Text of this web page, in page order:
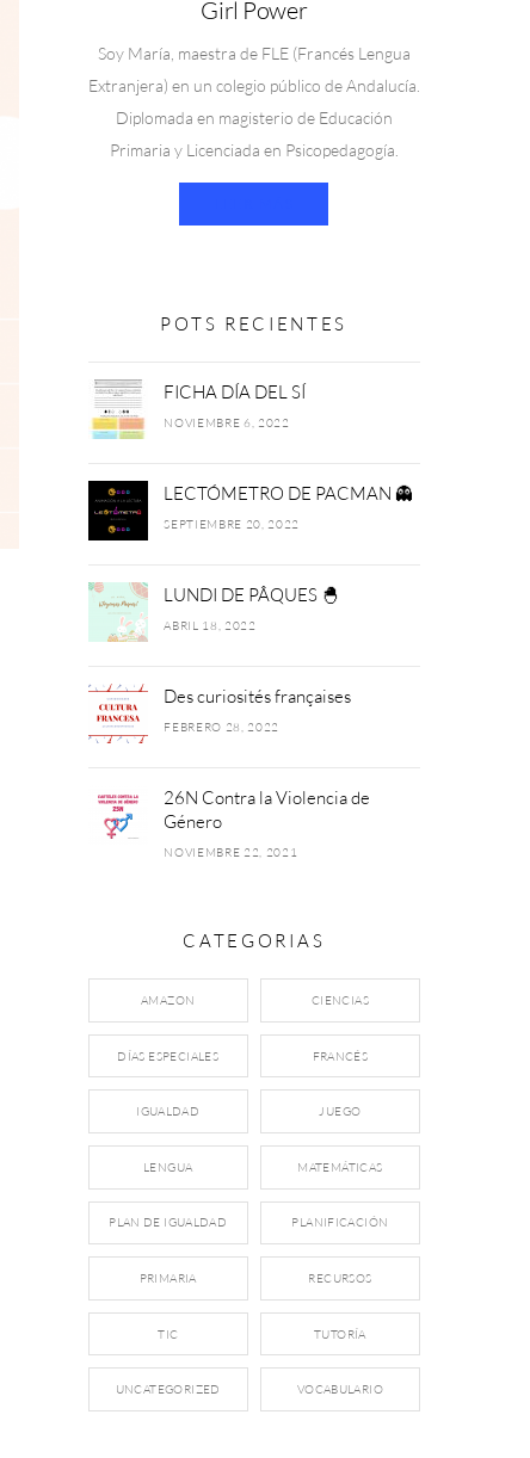
Girl Power
Soy María, maestra de FLE (Francés Lengua
Extranjera) en un colegio público de Andalucía.
Diplomada en magisterio de Educación
Primaria y Licenciada en Psicopedagogía.
POTS RECIENTES
FICHA DÍA DEL SÍ
NOVIEMBRE 6, 2022
LECTÓMETRO DE PACMAN 👻
SEPTIEMBRE 20, 2022
LUNDI DE PÂQUES 🐣
ABRIL 18, 2022
Des curiosités françaises
FEBRERO 28, 2022
26N Contra la Violencia de
Género
NOVIEMBRE 22, 2021
CATEGORIAS
AMAZON CIENCIAS
DÍAS ESPECIALES FRANCÉS
IGUALDAD JUEGO
LENGUA MATEMÁTICAS
PLAN DE IGUALDAD PLANIFICACIÓN
PRIMARIA RECURSOS
TIC TUTORÍA
UNCATEGORIZED VOCABULARIO